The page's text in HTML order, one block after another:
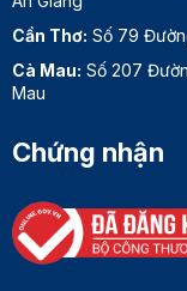
Cần Thơ: Số 79
Cà Mau: Số 207
Mau
Chứng nhận